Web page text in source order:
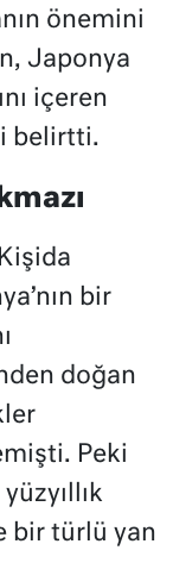
önemini
Japonya
içeren
belirtti.
bir
doğan
Peki
bir türlü yan